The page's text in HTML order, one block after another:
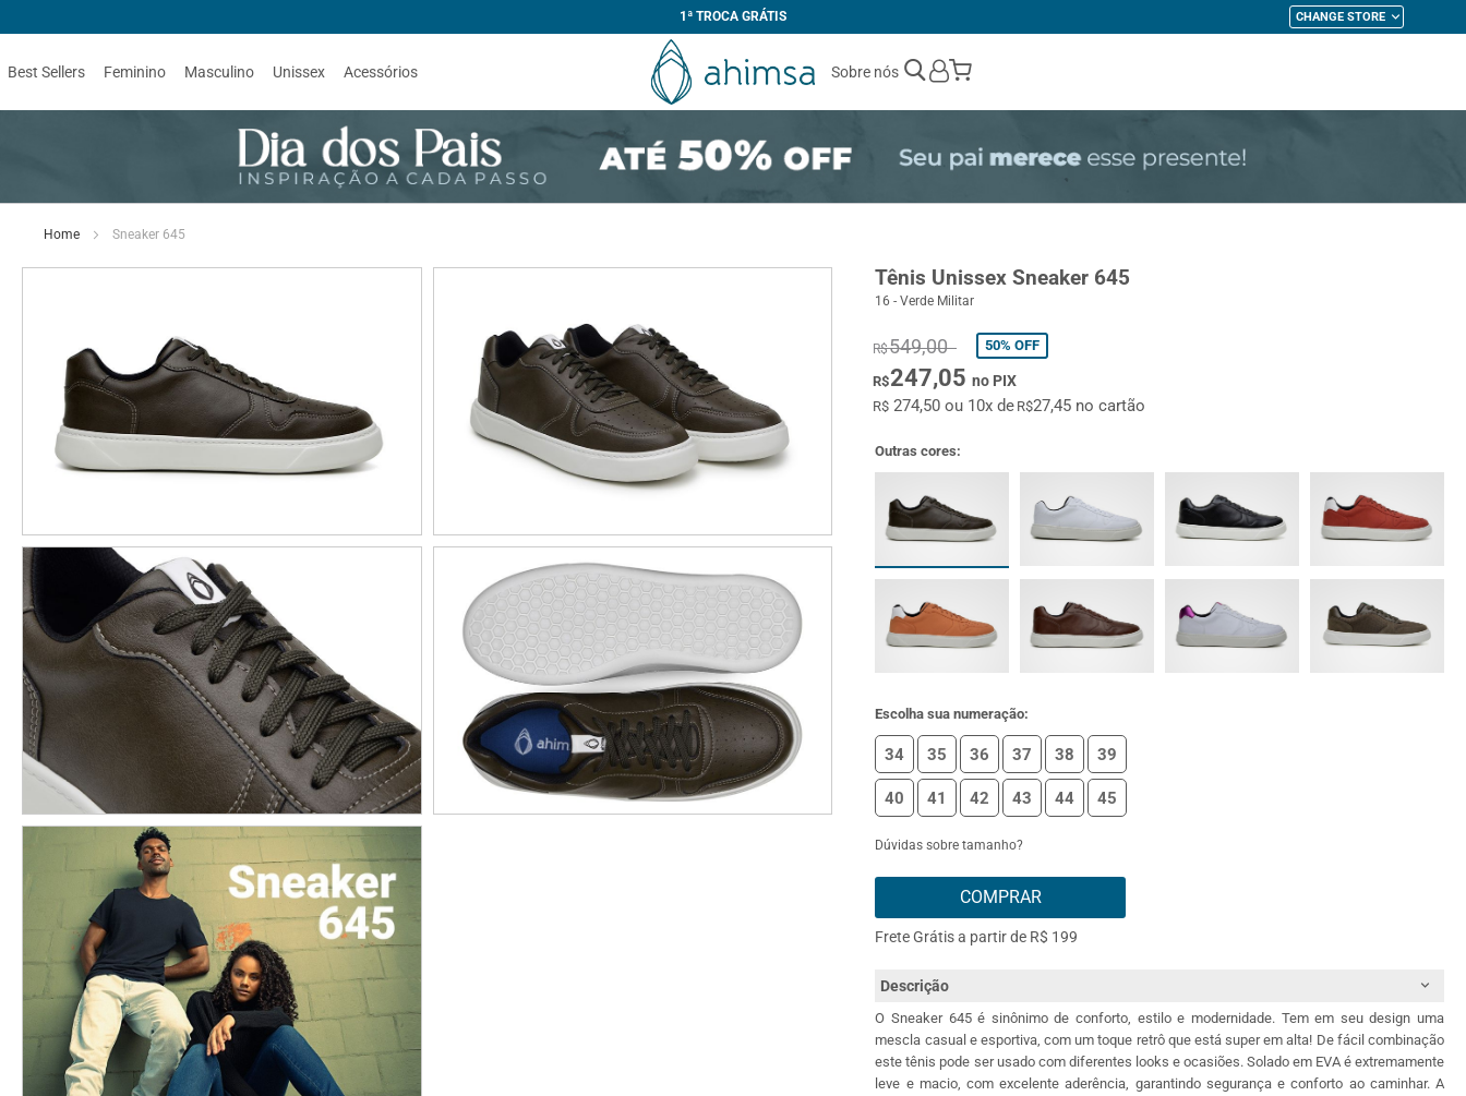
1ª TROCA GRÁTIS CHANGE STORE
Best Sellers Feminino Masculino Unissex Acessórios Sobre nós
My Cart
Home Sneaker 645
Tênis Unissex Sneaker 645
16 - Verde Militar
R$549,00 50% OFF
R$247,05no PIX
R$ 274,50 ou 10x deR$27,45 no cartão
Outras cores:
Escolha sua numeração:
34 35 36 37 38 39
40 41 42 43 44 45
Dúvidas sobre tamanho?
COMPRAR
Frete Grátis a partir de R$ 199
Descrição
O Sneaker 645 é sinônimo de conforto, estilo e modernidade. Tem em seu design uma
mescla casual e esportiva, com um toque retrô que está super em alta! De fácil combinação
este tênis pode ser usado com diferentes looks e ocasiões. Solado em EVA é extremamente
leve e macio, com excelente aderência, garantindo segurança e conforto ao caminhar. A